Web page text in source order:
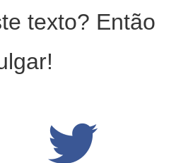
texto? Então